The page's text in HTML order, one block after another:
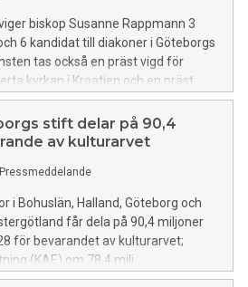
biskop Susanne Rappmann 3
6 kandidat till diakoner i Göteborgs
tas också en präst vigd för
kyrkan i Kroatien och en präst
i Svenska kyrkan.
stift delar på 90,4
av kulturarvet
Pressmeddelande
i Bohuslän, Halland, Göteborg och
får dela på 90,4 miljoner
för bevarandet av kulturarvet;
(KAE) om 78,4 milj.,
om 9 milj. och